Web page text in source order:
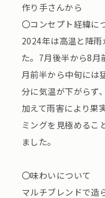
作り手さんから
〇コンセプト経緯に
2024年は高温と降
た。7月後半から8月
月前半から中旬には
分に気温が下がらず
加えて雨害により果
ミングを見極めるこ
ました。
〇味わいについて
マルチブレンドで造